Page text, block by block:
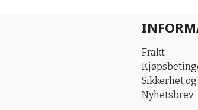
Frakt
Sikkerhet
Nyhetsbrev